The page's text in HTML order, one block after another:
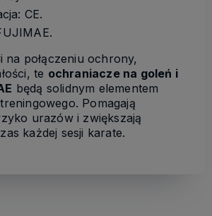
CE.
na połączeniu ochrony,
te ochraniacze na goleń i
będą solidnym elementem
Pomagają
urazów i zwiększają
każdej sesji karate.